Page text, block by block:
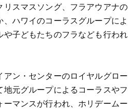
リスマスソング、フラアウアナの
ハワイのコーラスグループによ
や子どもたちのフラなども行われ
アン・センターのロイヤルグロー
元グループによるコーラスやフ
ーマンスが行われ、ホリデームー